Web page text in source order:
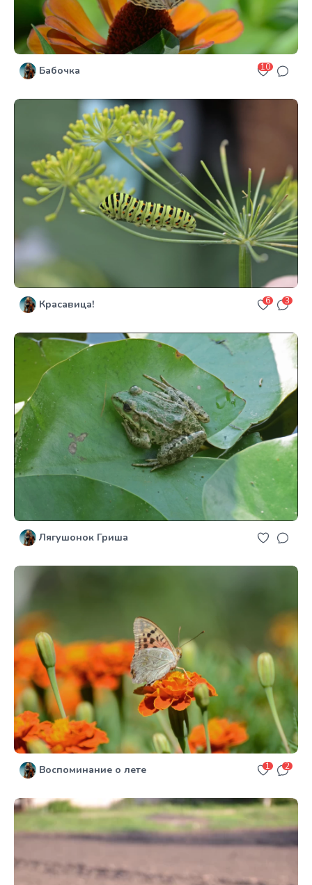
Бабочка 10
Красавица! 6 3
Лягушонок Гриша
Воспоминание о лете 1 2